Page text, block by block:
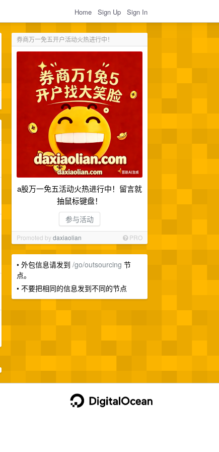
Home Sign Up Sign In
券商万一免五开户活动火热进行中！
a股万一免五活动火热进行中！留言就
抽鼠标键盘！
参与活动
Promoted bydaxiaolian PRO
• 外包信息请发到 /go/outsourcing 节
点。
• 不要把相同的信息发到不同的节点